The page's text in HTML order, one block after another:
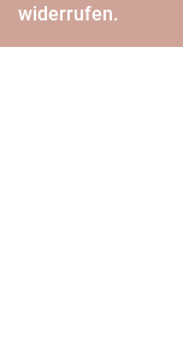
widerrufen.